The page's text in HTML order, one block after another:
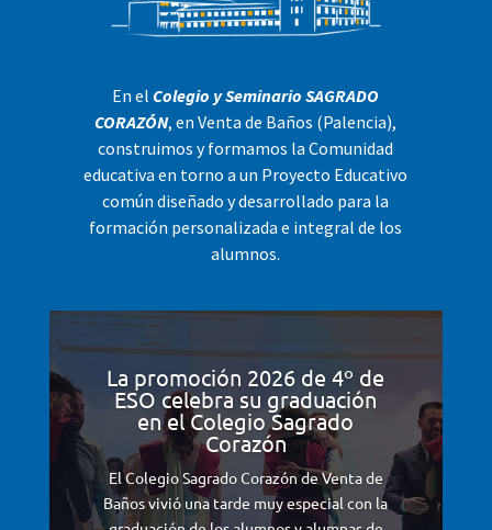
En el Colegio y Seminario SAGRADO
CORAZÓN, en Venta de Baños (Palencia),
construimos y formamos la Comunidad
educativa en torno a un Proyecto Educativo
común diseñado y desarrollado para la
formación personalizada e integral de los
alumnos.
La promoción 2026 de 4º de
ESO celebra su graduación
en el Colegio Sagrado
Corazón
El Colegio Sagrado Corazón de Venta de
Baños vivió una tarde muy especial con la